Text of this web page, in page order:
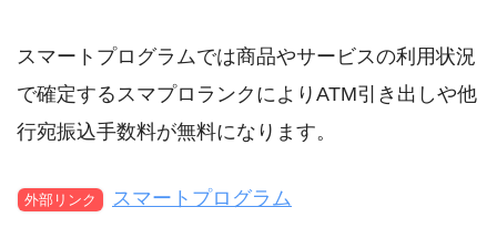
スマートプログラムでは商品やサービスの利用状況
で確定するスマプロランクによりATM引き出しや他
行宛振込手数料が無料になります。
外部リンク スマートプログラム